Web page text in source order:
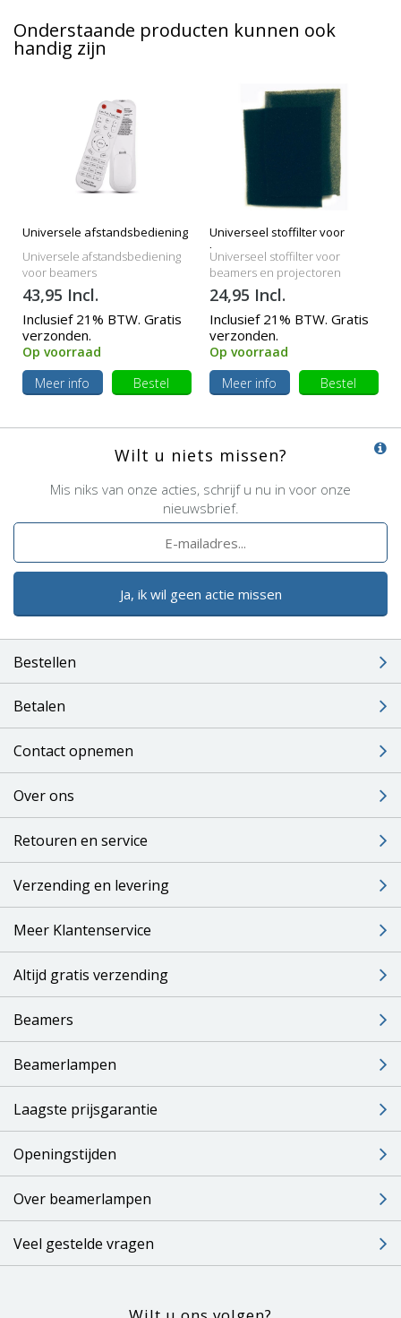
Onderstaande producten kunnen ook
handig zijn
Universele afstandsbediening
Universele afstandsbediening
voor beamers
43,95 Incl.
Inclusief 21% BTW. Gratis
verzonden.
Op voorraad
Meer info
Bestel
Universeel stoffilter voor
beamers
Universeel stoffilter voor
beamers en projectoren
24,95 Incl.
Inclusief 21% BTW. Gratis
verzonden.
Op voorraad
Meer info
Bestel
Wilt u niets missen?
Mis niks van onze acties, schrijf u nu in voor onze
nieuwsbrief.
Ja, ik wil geen actie missen
Bestellen
Betalen
Contact opnemen
Over ons
Retouren en service
Verzending en levering
Meer Klantenservice
Altijd gratis verzending
Beamers
Beamerlampen
Laagste prijsgarantie
Openingstijden
Over beamerlampen
Veel gestelde vragen